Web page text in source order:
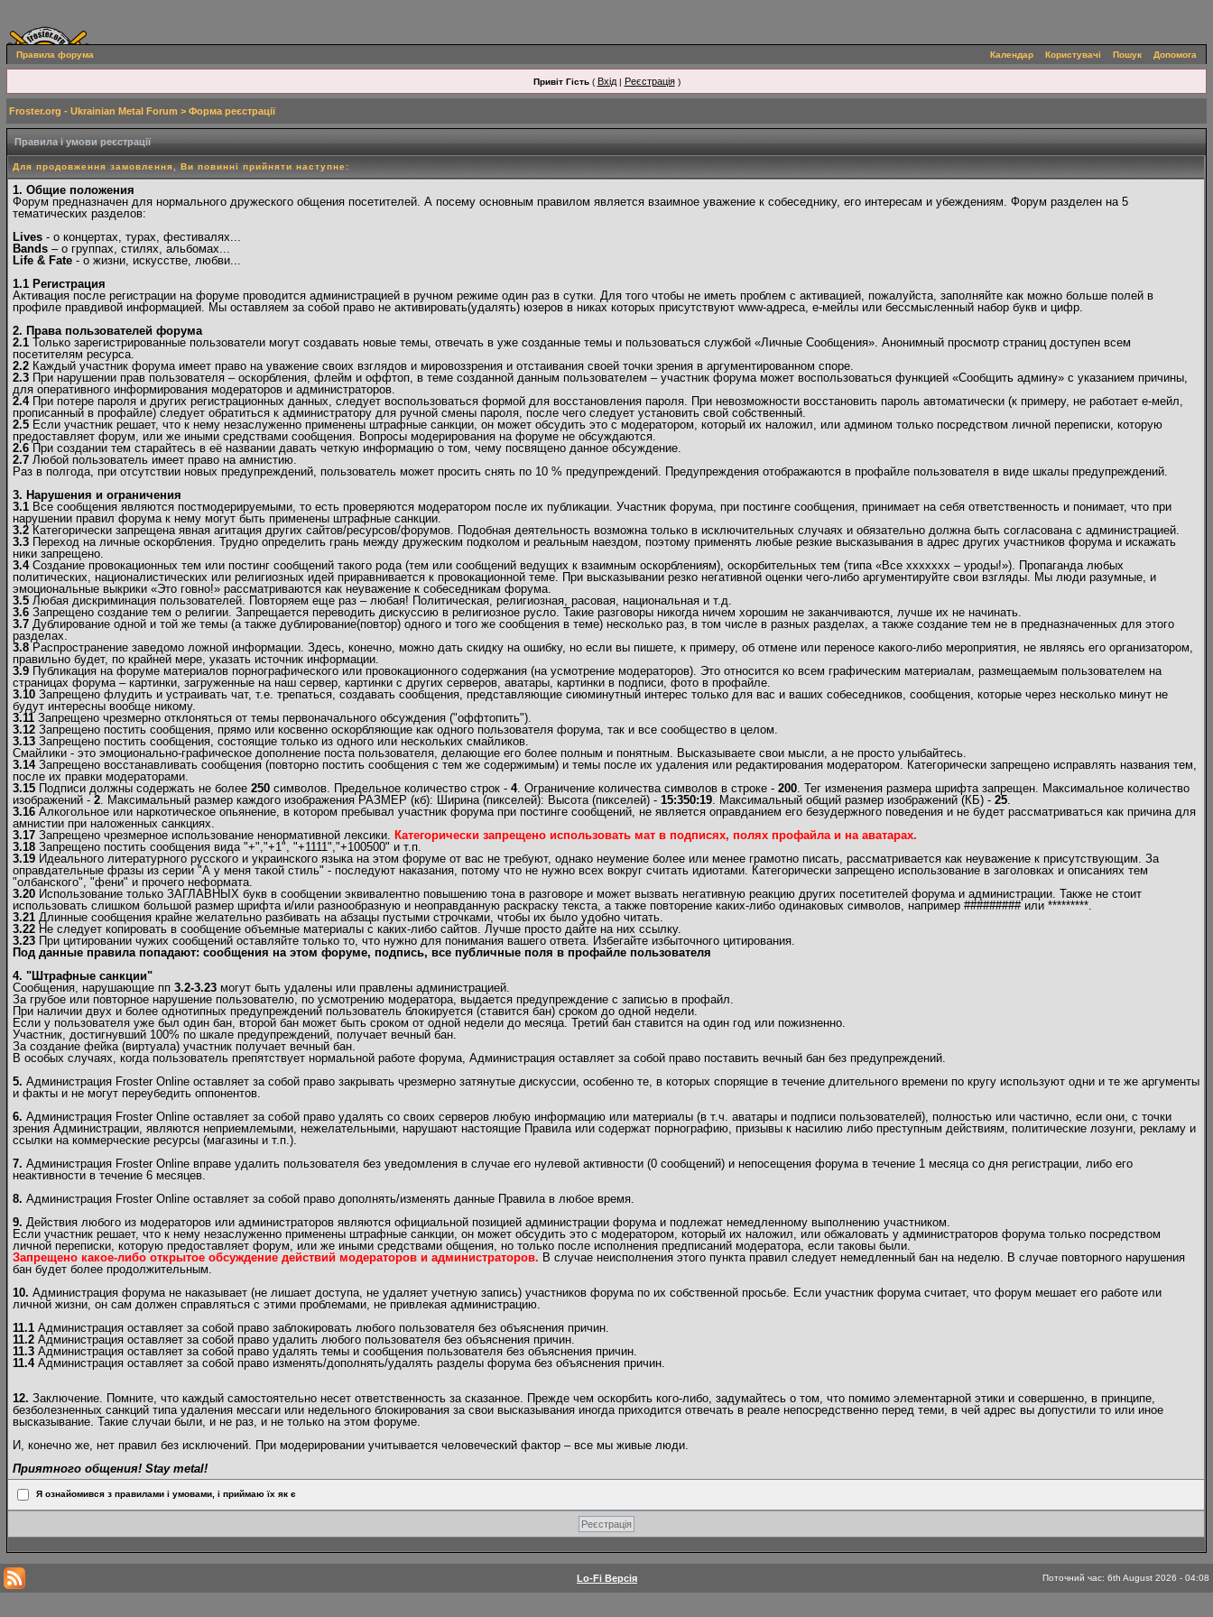
Правила форума Календар Користувачі Пошук Допомога
Привіт Гість( Вхід| Реєстрація)
Froster.org - Ukrainian Metal Forum > Форма реєстрації
Правила і умови реєстрації
Для продовження замовлення, Ви повинні прийняти наступне:
1. Общие положения
Форум предназначен для нормального дружеского общения посетителей. А посему основным правилом является взаимное уважение к собеседнику, его интересам и убеждениям. Форум разделен на 5
тематических разделов:
Lives - о концертах, турах, фестивалях...
Bands – о группах, стилях, альбомах...
Life & Fate - о жизни, искусстве, любви...
1.1 Регистрация
Активация после регистрации на форуме проводится администрацией в ручном режиме один раз в сутки. Для того чтобы не иметь проблем с активацией, пожалуйста, заполняйте как можно больше полей в
профиле правдивой информацией. Мы оставляем за собой право не активировать(удалять) юзеров в никах которых присутствуют www-адреса, е-мейлы или бессмысленный набор букв и цифр.
2. Права пользователей форума
2.1 Только зарегистрированные пользователи могут создавать новые темы, отвечать в уже созданные темы и пользоваться службой «Личные Сообщения». Анонимный просмотр страниц доступен всем
посетителям ресурса.
2.2 Каждый участник форума имеет право на уважение своих взглядов и мировоззрения и отстаивания своей точки зрения в аргументированном споре.
2.3 При нарушении прав пользователя – оскорбления, флейм и оффтоп, в теме созданной данным пользователем – участник форума может воспользоваться функцией «Сообщить админу» с указанием причины,
для оперативного информирования модераторов и администраторов.
2.4При потере пароля и других регистрационных данных, следует воспользоваться формой для восстановления пароля. При невозможности восстановить пароль автоматически (к примеру, не работает е-мейл,
прописанный в профайле) следует обратиться к администратору для ручной смены пароля, после чего следует установить свой собственный.
2.5 Если участник решает, что к нему незаслуженно применены штрафные санкции, он может обсудить это с модератором, который их наложил, или админом только посредством личной переписки, которую
предоставляет форум, или же иными средствами сообщения. Вопросы модерирования на форуме не обсуждаются.
2.6 При создании тем старайтесь в её названии давать четкую информацию о том, чему посвящено данное обсуждение.
2.7 Любой пользователь имеет право на амнистию.
Раз в полгода, при отсутствии новых предупреждений, пользователь может просить снять по 10 % предупреждений. Предупреждения отображаются в профайле пользователя в виде шкалы предупреждений.
3. Нарушения и ограничения
3.1 Все сообщения являются постмодерируемыми, то есть проверяются модератором после их публикации. Участник форума, при постинге сообщения, принимает на себя ответственность и понимает, что при
нарушении правил форума к нему могут быть применены штрафные санкции.
3.2 Категорически запрещена явная агитация других сайтов/ресурсов/форумов. Подобная деятельность возможна только в исключительных случаях и обязательно должна быть согласована с администрацией.
3.3 Переход на личные оскорбления. Трудно определить грань между дружеским подколом и реальным наездом, поэтому применять любые резкие высказывания в адрес других участников форума и искажать
ники запрещено.
3.4Создание провокационных тем или постинг сообщений такого рода (тем или сообщений ведущих к взаимным оскорблениям), оскорбительных тем (типа «Все ххххххх – уроды!»). Пропаганда любых
политических, националистических или религиозных идей приравнивается к провокационной теме. При высказывании резко негативной оценки чего-либо аргументируйте свои взгляды. Мы люди разумные, и
эмоциональные выкрики «Это говно!» рассматриваются как неуважение к собеседникам форума.
3.5 Любая дискриминация пользователей. Повторяем еще раз – любая! Политическая, религиозная, расовая, национальная и т.д.
3.6 Запрещено создание тем о религии. Запрещается переводить дискуссию в религиозное русло. Такие разговоры никогда ничем хорошим не заканчиваются, лучше их не начинать.
3.7 Дублирование одной и той же темы (а также дублирование(повтор) одного и того же сообщения в теме) несколько раз, в том числе в разных разделах, а также создание тем не в предназначенных для этого
разделах.
3.8 Распространение заведомо ложной информации. Здесь, конечно, можно дать скидку на ошибку, но если вы пишете, к примеру, об отмене или переносе какого-либо мероприятия, не являясь его организатором,
правильно будет, по крайней мере, указать источник информации.
3.9 Публикация на форуме материалов порнографического или провокационного содержания (на усмотрение модераторов). Это относится ко всем графическим материалам, размещаемым пользователем на
страницах форума – картинки, загруженные на наш сервер, картинки с других серверов, аватары, картинки в подписи, фото в профайле.
3.10 Запрещено флудить и устраивать чат, т.е. трепаться, создавать сообщения, представляющие сиюминутный интерес только для вас и ваших собеседников, сообщения, которые через несколько минут не
будут интересны вообще никому.
3.11 Запрещено чрезмерно отклоняться от темы первоначального обсуждения ("оффтопить").
3.12 Запрещено постить сообщения, прямо или косвенно оскорбляющие как одного пользователя форума, так и все сообщество в целом.
3.13 Запрещено постить сообщения, состоящие только из одного или нескольких смайликов.
Смайлики - это эмоционально-графическое дополнение поста пользователя, делающие его более полным и понятным. Высказываете свои мысли, а не просто улыбайтесь.
3.14Запрещено восстанавливать сообщения (повторно постить сообщения с тем же содержимым) и темы после их удаления или редактирования модератором. Категорически запрещено исправлять названия тем,
после их правки модераторами.
3.15 Подписи должны содержать не более 250 символов. Предельное количество строк - 4. Ограничение количества символов в строке - 200. Тег изменения размера шрифта запрещен. Максимальное количество
изображений - 2. Максимальный размер каждого изображения РАЗМЕР (кб): Ширина (пикселей): Высота (пикселей) - 15:350:19. Максимальный общий размер изображений (КБ) - 25.
3.16 Алкогольное или наркотическое опьянение, в котором пребывал участник форума при постинге сообщений, не является оправданием его безудержного поведения и не будет рассматриваться как причина для
амнистии при наложенных санкциях.
3.17 Запрещено чрезмерное использование ненормативной лексики. Категорически запрещено использовать мат в подписях, полях профайла и на аватарах.
3.18 Запрещено постить сообщения вида "+","+1", "+1111","+100500" и т.п.
3.19 Идеального литературного русского и украинского языка на этом форуме от вас не требуют, однако неумение более или менее грамотно писать, рассматривается как неуважение к присутствующим. За
оправдательные фразы из серии "А у меня такой стиль" - последуют наказания, потому что не нужно всех вокруг считать идиотами. Категорически запрещено использование в заголовках и описаниях тем
"олбанского", "фени" и прочего неформата.
3.20 Использование только ЗАГЛАВНЫХ букв в сообщении эквивалентно повышению тона в разговоре и может вызвать негативную реакцию других посетителей форума и администрации. Также не стоит
использовать слишком большой размер шрифта и/или разнообразную и неоправданную раскраску текста, а также повторение каких-либо одинаковых символов, например ######### или *********.
3.21 Длинные сообщения крайне желательно разбивать на абзацы пустыми строчками, чтобы их было удобно читать.
3.22 Не следует копировать в сообщение объемные материалы c каких-либо сайтов. Лучше просто дайте на них ссылку.
3.23 При цитировании чужих сообщений оставляйте только то, что нужно для понимания вашего ответа. Избегайте избыточного цитирования.
Под данные правила попадают: сообщения на этом форуме, подпись, все публичные поля в профайле пользователя
4. "Штрафные санкции"
Сообщения, нарушающие пп 3.2-3.23 могут быть удалены или правлены администрацией.
За грубое или повторное нарушение пользователю, по усмотрению модератора, выдается предупреждение с записью в профайл.
При наличии двух и более однотипных предупреждений пользователь блокируется (ставится бан) сроком до одной недели.
Если у пользователя уже был один бан, второй бан может быть сроком от одной недели до месяца. Третий бан ставится на один год или пожизненно.
Участник, достигнувший 100% по шкале предупреждений, получает вечный бан.
За создание фейка (виртуала) участник получает вечный бан.
В особых случаях, когда пользователь препятствует нормальной работе форума, Администрация оставляет за собой право поставить вечный бан без предупреждений.
5. Администрация Froster Online оставляет за собой право закрывать чрезмерно затянутые дискуссии, особенно те, в которых спорящие в течение длительного времени по кругу используют одни и те же аргументы
и факты и не могут переубедить оппонентов.
6. Администрация Froster Online оставляет за собой право удалять со своих серверов любую информацию или материалы (в т.ч. аватары и подписи пользователей), полностью или частично, если они, с точки
зрения Администрации, являются неприемлемыми, нежелательными, нарушают настоящие Правила или содержат порнографию, призывы к насилию либо преступным действиям, политические лозунги, рекламу и
ссылки на коммерческие ресурсы (магазины и т.п.).
7. Администрация Froster Online вправе удалить пользователя без уведомления в случае его нулевой активности (0 сообщений) и непосещения форума в течение 1 месяца со дня регистрации, либо его
неактивности в течение 6 месяцев.
8. Администрация Froster Online оставляет за собой право дополнять/изменять данные Правила в любое время.
9. Действия любого из модераторов или администраторов являются официальной позицией администрации форума и подлежат немедленному выполнению участником.
Если участник решает, что к нему незаслуженно применены штрафные санкции, он может обсудить это с модератором, который их наложил, или обжаловать у администраторов форума только посредством
личной переписки, которую предоставляет форум, или же иными средствами общения, но только после исполнения предписаний модератора, если таковы были.
Запрещено какое-либо открытое обсуждение действий модераторов и администраторов. В случае неисполнения этого пункта правил следует немедленный бан на неделю. В случае повторного нарушения
бан будет более продолжительным.
10. Администрация форума не наказывает (не лишает доступа, не удаляет учетную запись) участников форума по их собственной просьбе. Если участник форума считает, что форум мешает его работе или
личной жизни, он сам должен справляться с этими проблемами, не привлекая администрацию.
11.1 Администрация оставляет за собой право заблокировать любого пользователя без объяснения причин.
11.2 Администрация оставляет за собой право удалить любого пользователя без объяснения причин.
11.3 Администрация оставляет за собой право удалять темы и сообщения пользователя без объяснения причин.
11.4Администрация оставляет за собой право изменять/дополнять/удалять разделы форума без объяснения причин.
12. Заключение. Помните, что каждый самостоятельно несет ответственность за сказанное. Прежде чем оскорбить кого-либо, задумайтесь о том, что помимо элементарной этики и совершенно, в принципе,
безболезненных санкций типа удаления мессаги или недельного блокирования за свои высказывания иногда приходится отвечать в реале непосредственно перед теми, в чей адрес вы допустили то или иное
высказывание. Такие случаи были, и не раз, и не только на этом форуме.
И, конечно же, нет правил без исключений. При модерировании учитывается человеческий фактор – все мы живые люди.
Приятного общения! Stay metal!
Я ознайомився з правилами і умовами, і приймаю їх як є
Lo-Fi Версія Поточний час: 6th August 2026 - 04:08